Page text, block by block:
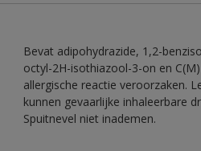
Bevat adipohydrazide, 1,2-
octyl-2H-isothiazool-3-on en
allergische reactie veroorzaken.
kunnen gevaarlijke inhaleerbare
Spuitnevel niet inademen.